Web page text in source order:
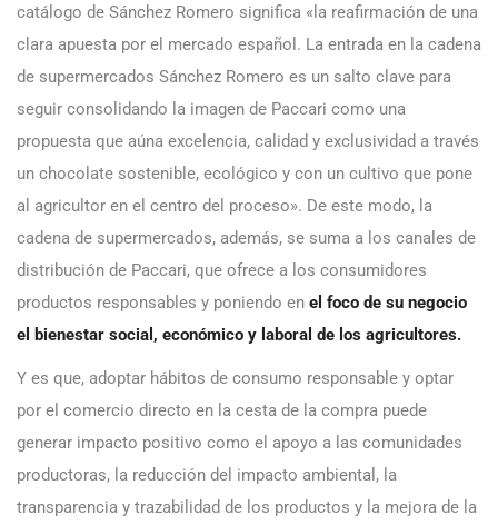
catálogo de Sánchez Romero significa «la reafirmación de una
clara apuesta por el mercado español. La entrada en la cadena
de supermercados Sánchez Romero es un salto clave para
seguir consolidando la imagen de Paccari como una
propuesta que aúna excelencia, calidad y exclusividad a través
un chocolate sostenible, ecológico y con un cultivo que pone
al agricultor en el centro del proceso». De este modo, la
cadena de supermercados, además, se suma a los canales de
distribución de Paccari, que ofrece a los consumidores
productos responsables y poniendo en el foco de su negocio
el bienestar social, económico y laboral de los agricultores.
Y es que, adoptar hábitos de consumo responsable y optar
por el comercio directo en la cesta de la compra puede
generar impacto positivo como el apoyo a las comunidades
productoras, la reducción del impacto ambiental, la
transparencia y trazabilidad de los productos y la mejora de la